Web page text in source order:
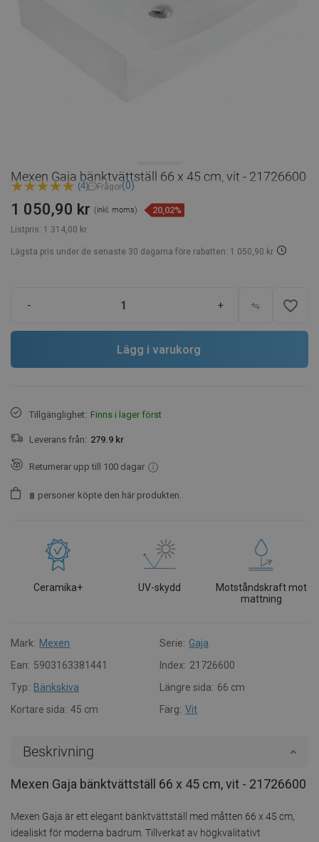
Mexen Gaja bänktvättställ 66 x 45 cm, vit - 21726600
(4) Frågor(0)
Listpris: 1 314,00 kr
1 050,90 kr (inkl. moms) 20,02%
Lägsta pris under de senaste 30 dagarna före rabatten: 1 050,90 kr
- + favorite_border
Lägg i varukorg
Tillgänglighet: Finns i lager först
Leverans från: 279.9 kr
Returnerar upp till 100 dagar
8 personer köpte den här produkten.
Ceramika+ UV-skydd
Motståndskraft mot
mattning
Mark: Mexen Serie: Gaja
Ean: 5903163381441 Index: 21726600
Typ: Bänkskiva Längre sida: 66 cm
Kortare sida: 45 cm Färg: Vit
Beskrivning
Mexen Gaja bänktvättställ 66 x 45 cm, vit - 21726600
Mexen Gaja är ett elegant bänktvättställ med måtten 66 x 45 cm,
idealiskt för moderna badrum. Tillverkat av högkvalitativt